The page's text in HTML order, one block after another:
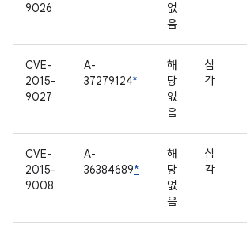
9026
없
음
CVE-
2015-
9027
A-
37279124*
해
당
없
음
심
각
CVE-
2015-
9008
A-
36384689*
해
당
없
음
심
각